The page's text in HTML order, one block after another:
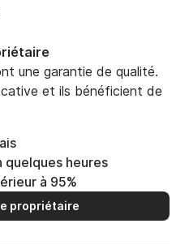
une garantie de qualité.
et ils bénéficient de
quelques heures
à 95%
propriétaire